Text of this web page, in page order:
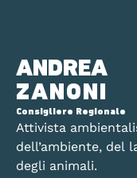
ANDREA
ZANONI
Consigliere Regionale
Attivista
dell’ambiente, del
degli animali.